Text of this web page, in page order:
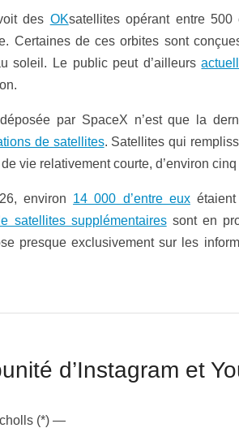
des OKsatellites opérant entre
Certaines de ces orbites sont
soleil. Le public peut d’ailleurs
par SpaceX n’est que la
de satellites. Satellites qui
vie relativement courte, d’environ
environ 14 000 d’entre euxétaient
satellites supplémentairessont en
presque exclusivement sur les
d’Instagram et
(*) —